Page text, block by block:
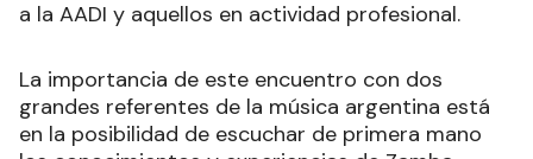
a la AADI y aquellos en actividad profesional.
La importancia de este encuentro con dos
grandes referentes de la música argentina está
en la posibilidad de escuchar de primera mano